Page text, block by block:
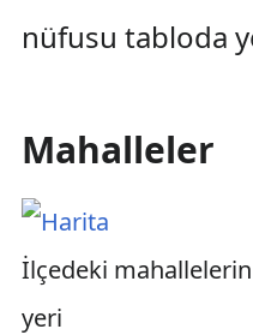
nüfusu tabloda
Mahalleler
İlçedeki
yeri